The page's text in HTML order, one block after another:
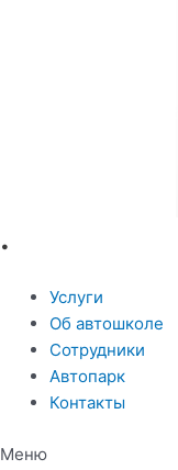
.
Услуги
Об автошколе
Сотрудники
Автопарк
Контакты
Меню